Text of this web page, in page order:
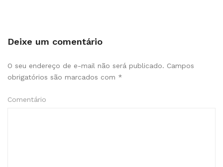
Deixe um comentário
O seu endereço de e-mail não será publicado. Campos
obrigatórios são marcados com *
Comentário